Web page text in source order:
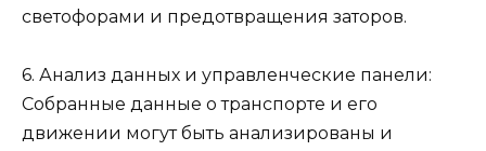
светофорами и предотвращения заторов.
6. Анализ данных и управленческие панели:
Собранные данные о транспорте и его
движении могут быть анализированы и